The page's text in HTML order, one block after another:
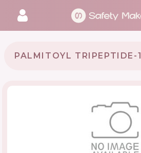
PALMITOYL TRIPEPTIDE-1